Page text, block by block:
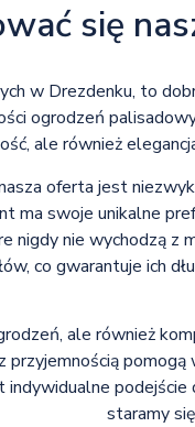
się
w Drezdenku, to
ogrodzeń
ale również
oferta jest
ma swoje unikalne
nigdy nie wychodzą z
co gwarantuje ich
ale również
staramy